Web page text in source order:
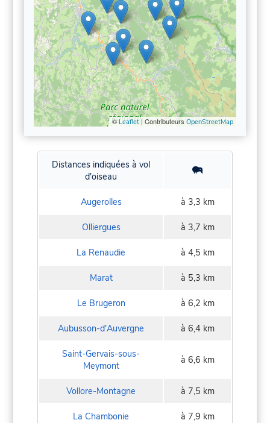
©Leaflet| Contributeurs OpenStreetMap
Distances indiquées à vol
d'oiseau
Augerolles à 3,3 km
Olliergues à 3,7 km
La Renaudie à 4,5 km
Marat à 5,3 km
Le Brugeron à 6,2 km
Aubusson-d'Auvergne à 6,4 km
Saint-Gervais-sous-
Meymont
à 6,6 km
Vollore-Montagne à 7,5 km
La Chambonie à 7,9 km